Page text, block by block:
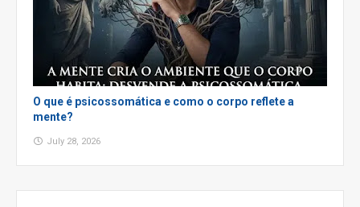
O que é psicossomática e como o corpo reflete a
mente?
July 28, 2026